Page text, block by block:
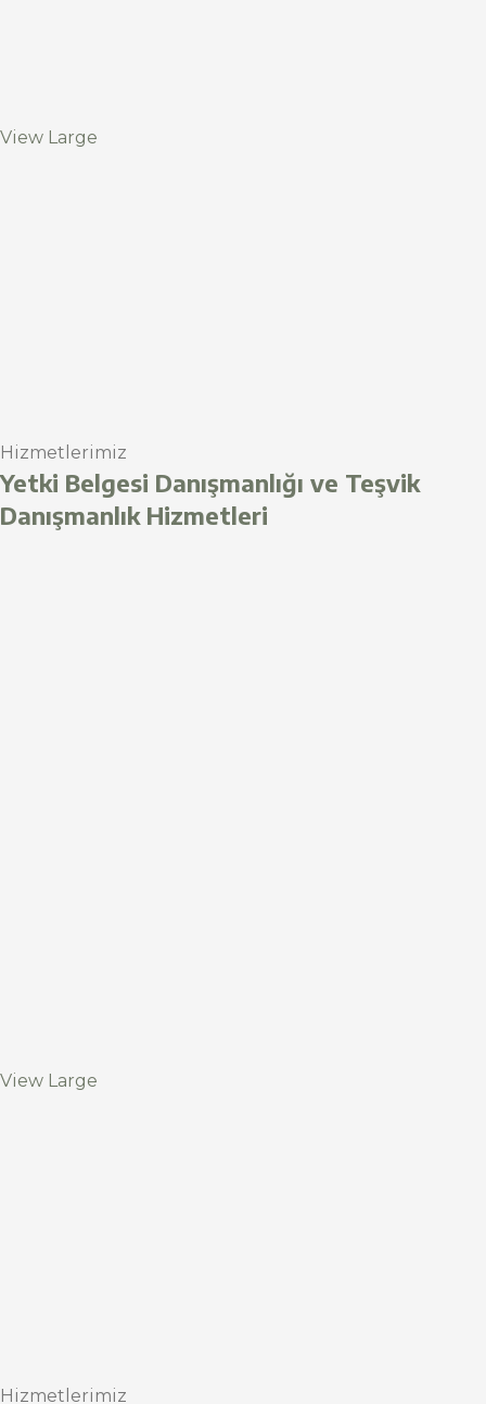
View Large
Hizmetlerimiz
Yetki Belgesi Danışmanlığı ve Teşvik
Danışmanlık Hizmetleri
View Large
Hizmetlerimiz